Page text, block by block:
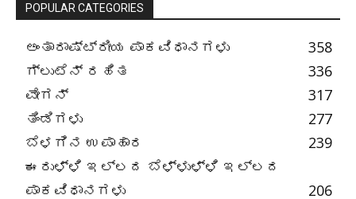
POPULAR CATEGORIES
ಅಂತಾರಾಷ್ಟ್ರೀಯ ಪಾಕವಿಧಾನಗಳು
358
ಗ್ಲುಟೆನ್ ರಹಿತ
336
ವೇಗನ್
317
ತಿಂಡಿಗಳು
277
ಬೆಳಗಿನ ಉಪಾಹಾರ
239
ಈರುಳ್ಳಿ ಇಲ್ಲದ ಬೆಳ್ಳುಳ್ಳಿ ಇಲ್ಲದ
ಪಾಕವಿಧಾನಗಳು
206